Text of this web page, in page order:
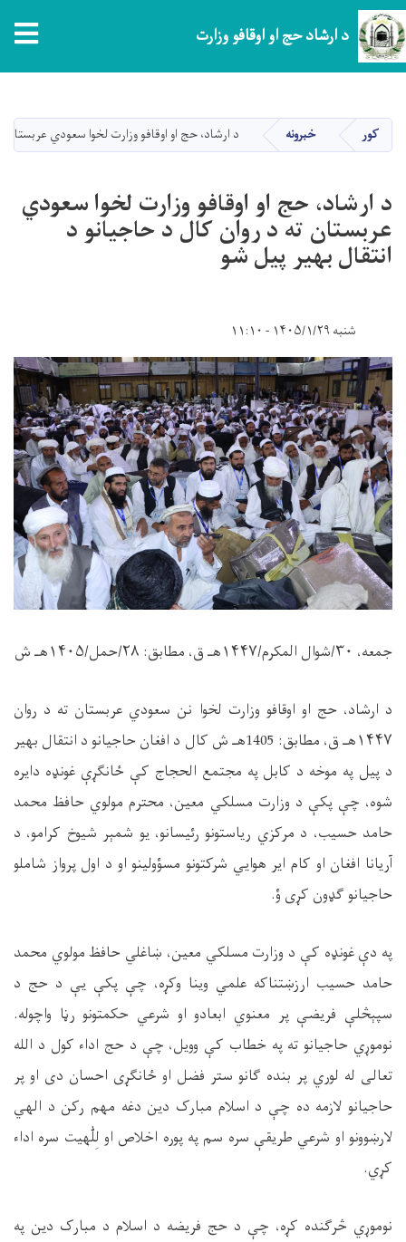
دانګل
د ارشاد حج او اوقافو وزارت
کور خبرونه د ارشاد، حج او اوقافو وزارت لخوا سعودي عربستان
د ارشاد، حج او اوقافو وزارت لخوا سعودي
عربستان ته د روان کال د حاجیانو د
انتقال بهیر پیل شو
شنبه ۱۴۰۵/۱/۲۹ - ۱۱:۱۰
جمعه، ۳۰/ شوال المکرم/۱۴۴۷هـ ق، مطابق: ۲۸/ حمل/۱۴۰۵هـ ش
د ارشاد، حج او اوقافو وزارت لخوا نن سعودي عربستان ته د روان
۱۴۴۷
هـ ق، مطابق: 1405هـ ش کال د افغان حاجیانو د انتقال بهیر
د پیل په موخه د کابل په مجتمع الحجاج کې ځانګړې غونډه دایره
شوه، چې پکې د وزارت مسلکي معین، محترم مولوي حافظ محمد
حامد حسیب، د مرکزي ریاستونو رئیسانو، یو شمېر شیوخ کرامو، د
آریانا افغان او کام ایر هوايي شرکتونو مسؤولینو او د اول پرواز شاملو
حاجیانو ګډون کړی ؤ.
په دې غونډه کې د وزارت مسلکي معین، ښاغلي حافظ مولوي محمد
حامد حسیب ارزښتناکه علمي وینا وکړه، چې پکې یې د حج د
سپېڅلې فریضې پر معنوي ابعادو او شرعي حکمتونو رڼا واچوله.
نوموړي حاجیانو ته په خطاب کې وویل، چې د حج اداء کول د الله
تعالی له لوري پر بنده ګانو ستر فضل او ځانګړی احسان دی او پر
حاجیانو لازمه ده چې د اسلام مبارک دین دغه مهم رکن د الهي
لارښوونو او شرعي طریقې سره سم په پوره اخلاص او لِلّٰهيت سره اداء
کړي.
نوموړي څرګنده کړه، چې د حج فریضه د اسلام د مبارک دین په